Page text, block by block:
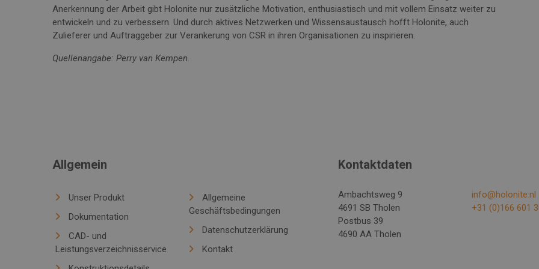
Anerkennung der Arbeit gibt Holonite nur zusätzliche Motivation, enthusiastisch und mit vollem Einsatz weiter zu
entwickeln und zu verbessern. Und durch aktives Netzwerken und Wissensaustausch hofft Holonite, auch
Zulieferer und Auftraggeber zur Verankerung von CSR in ihren Organisationen zu inspirieren.
Quellenangabe: Perry van Kempen.
Allgemein
Unser Produkt
Dokumentation
CAD- und
Leistungsverzeichnisservice
Allgemeine
Geschäftsbedingungen
Datenschutzerklärung
Kontakt
Kontaktdaten
Ambachtsweg 9
4691 SB Tholen
Postbus 39
4690 AA Tholen
info@holonite.nl
+31 (0)166 601